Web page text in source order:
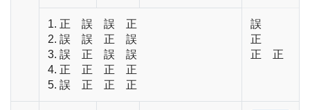
1. 正 誤 誤 正
2. 誤 誤 正 誤
3. 誤 正 誤 誤
4. 正 正 正 正
5. 誤 正 正 正
誤
正
正 正